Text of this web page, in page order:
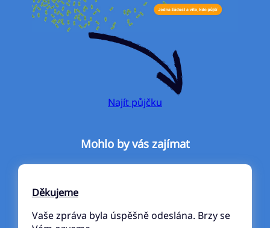
Najít půjčku
Mohlo by vás zajímat
Děkujeme
Vaše zpráva byla úspěšně odeslána. Brzy se